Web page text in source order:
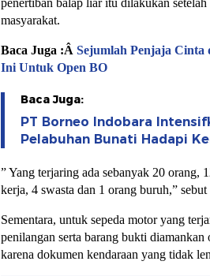
penertiban balap liar itu dilakukan
masyarakat.
Baca Juga :Â Sejumlah Penjaja
Ini Untuk Open BO
Baca Juga:
PT Borneo Indobara
Pelabuhan Bunati Hadapi
” Yang terjaring ada sebanyak 20 orang,
kerja, 4 swasta dan 1 orang buruh,”
Sementara, untuk sepeda motor yang
penilangan serta barang bukti diamankan
karena dokumen kendaraan yang tidak